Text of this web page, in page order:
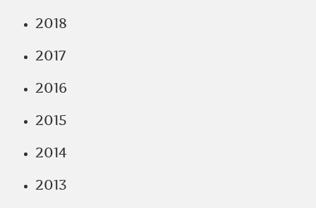
2018
2017
2016
2015
2014
2013